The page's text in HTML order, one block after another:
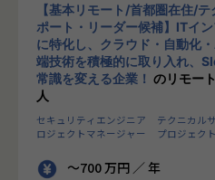
【基本リモート/首都圏在住/
ポート・リーダー候補】ITイ
に特化し、クラウド・自動化
端技術を積極的に取り入れ、
常識を変える企業！ のリモー
人
セキュリティエンジニア テクニカル
ロジェクトマネージャー
プロジェク
～700 万円 ／ 年